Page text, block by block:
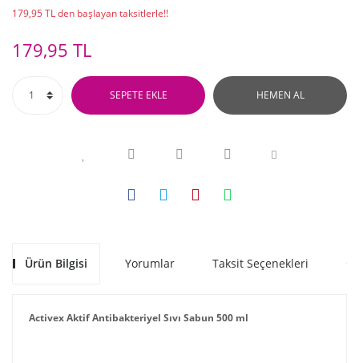
179,95 TL den başlayan taksitlerle!!
179,95 TL
SEPETE EKLE HEMEN AL
Ürün Bilgisi Yorumlar Taksit Seçenekleri
Activex Aktif Antibakteriyel Sıvı Sabun 500 ml